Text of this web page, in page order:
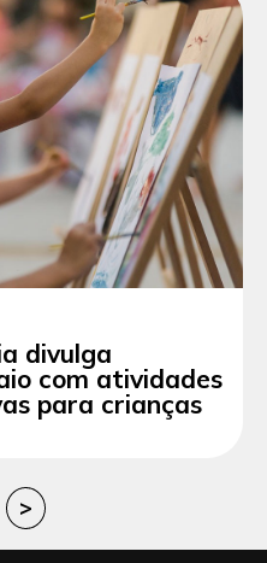
divulga
com atividades
para crianças
>